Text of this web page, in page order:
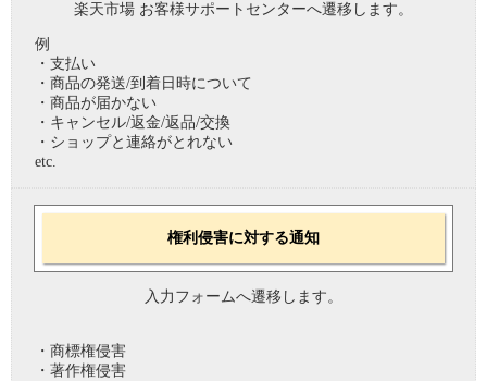
楽天市場 お客様サポートセンターへ遷移します。
例
・支払い
・商品の発送/到着日時について
・商品が届かない
・キャンセル/返金/返品/交換
・ショップと連絡がとれない
etc.
権利侵害に対する通知
入力フォームへ遷移します。
・商標権侵害
・著作権侵害